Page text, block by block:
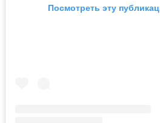
Посмотреть эту